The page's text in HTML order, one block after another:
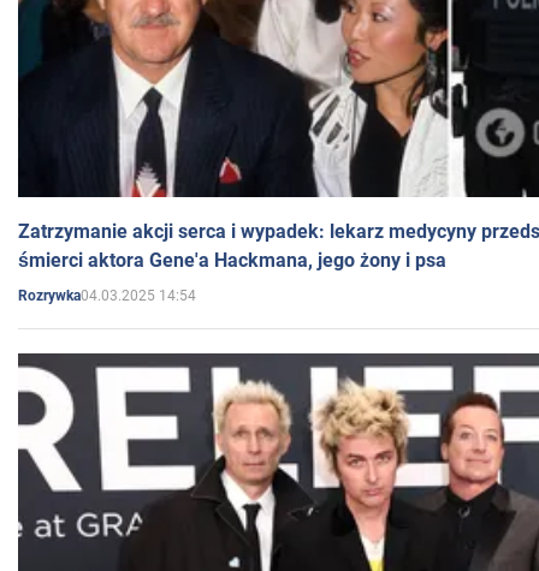
Zatrzymanie akcji serca i wypadek: lekarz medycyny
śmierci aktora Gene'a Hackmana, jego żony i psa
Rozrywka04.03.2025 14:54